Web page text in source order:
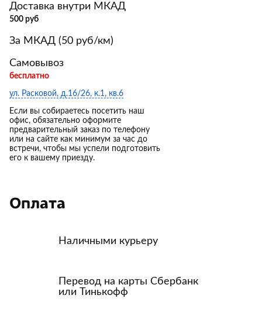
Доставка внутри МКАД
500 руб
За МКАД (50 руб/км)
Самовывоз
бесплатно
ул. Расковой, д.16/26, к.1, кв.6
Если вы собираетесь посетить наш
офис, обязательно оформите
предварительный заказ по телефону
или на сайте как минимум за час до
встречи, чтобы мы успели подготовить
его к вашему приезду.
Оплата
Наличными курьеру
Перевод на карты Сбербанк
или Тинькофф